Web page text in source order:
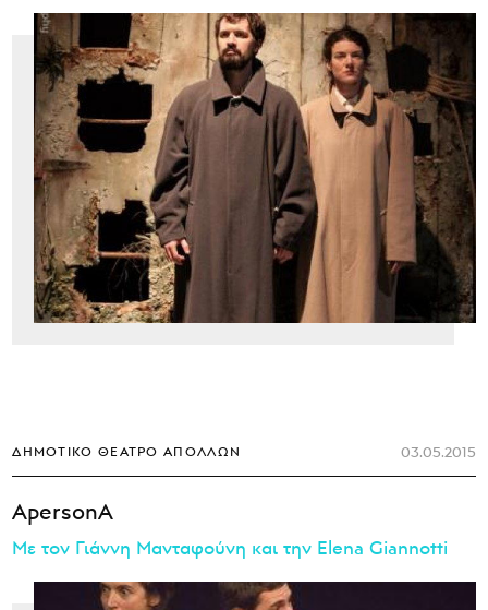
03.05.2015
ΔΗΜΟΤΙΚΌ ΘΈΑΤΡΟ ΑΠΌΛΛΩΝ
ApersonA
Με τον Γιάννη Μανταφούνη και την Elena Giannotti